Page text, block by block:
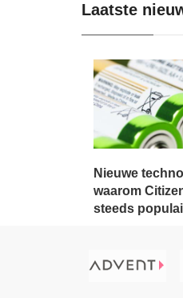
Laatste
Nieuwe
waarom
steeds